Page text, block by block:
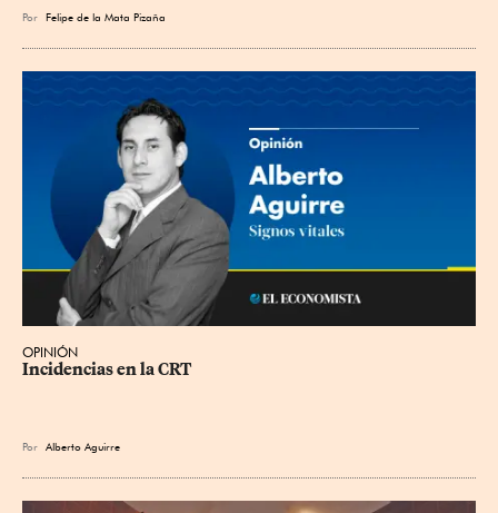
Por Felipe de la Mata Pizaña
OPINIÓN
Incidencias en la CRT
Por Alberto Aguirre